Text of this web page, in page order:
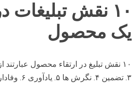
۱۰ نقش تبلیغات
یک محصول
۳. تضمین ۴. نگرش ها ۵. یادآوری ۶. وفاداری برند ۷. تصویر برند